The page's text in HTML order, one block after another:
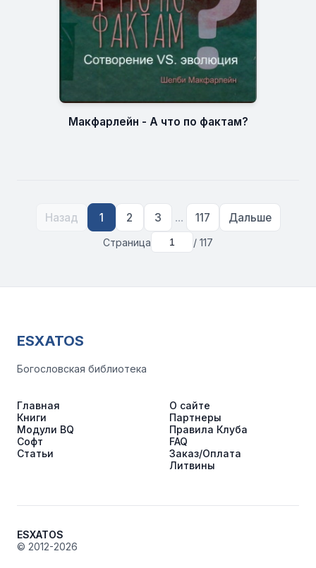
Макфарлейн - А что по фактам?
Назад 1 2 3 ... 117 Дальше
Страница / 117
ESXATOS
Богословская библиотека
Главная
Книги
Модули BQ
Софт
Статьи
О сайте
Партнеры
Правила Клуба
FAQ
Заказ/Оплата
Литвины
ESXATOS
© 2012-2026